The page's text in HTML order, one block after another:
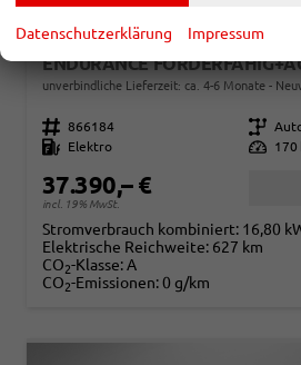
CUPRA BORN
unverbindliche Lieferzeit: ca. 4-6 Monate
Fahrzeugnr. 866184 Getriebe
Kraftstoff
Elektro Leistung 170
37.390,– €
incl. 19% MwSt.
Stromverbrauch kombiniert: 16,80
Elektrische Reichweite: 627 km
CO2-Klasse:A
CO2-Emissionen:0 g/km
Datenschutzerklärung Impressum